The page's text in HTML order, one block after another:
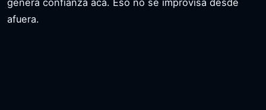
afuera.